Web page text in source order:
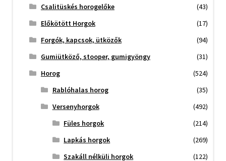
Csalitüskés horogelőke
(43)
Előkötött Horgok
(17)
Forgók, kapcsok, ütközők
(94)
Gumiütköző, stooper, gumigyöngy
(31)
Horog
(524)
Rablóhalas horog
(35)
Versenyhorgok
(492)
Füles horgok
(214)
Lapkás horgok
(269)
Szakáll nélküli horgok
(122)